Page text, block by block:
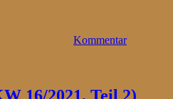
Kommentar